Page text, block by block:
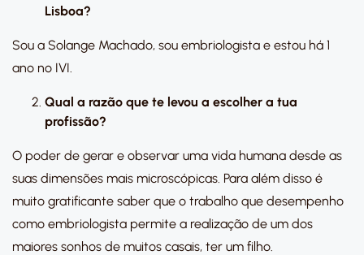
Lisboa?
Sou a Solange Machado, sou embriologista e estou há 1
ano no IVI.
Qual a razão que te levou a escolher a tua
profissão?
O poder de gerar e observar uma vida humana desde as
suas dimensões mais microscópicas. Para além disso é
muito gratificante saber que o trabalho que desempenho
como embriologista permite a realização de um dos
maiores sonhos de muitos casais, ter um filho.